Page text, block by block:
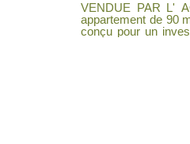
VENDUE PAR L' AGENCE EXCLUSIVITE Situé à
appartement de 90
conçu pour un